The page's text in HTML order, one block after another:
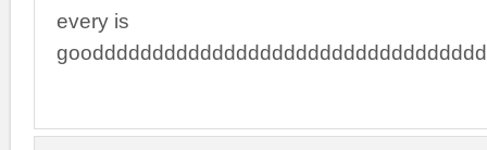
every is